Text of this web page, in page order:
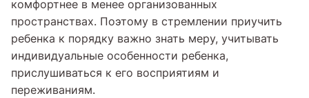
комфортнее в менее организованных
пространствах. Поэтому в стремлении приучить
ребенка к порядку важно знать меру, учитывать
индивидуальные особенности ребенка,
прислушиваться к его восприятиям и
переживаниям.